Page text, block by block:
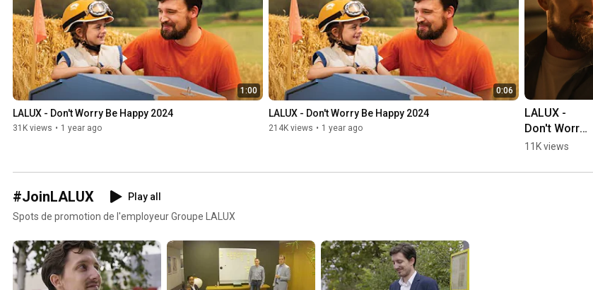
1:00
LALUX - Don't Worry Be Happy 2024
31K views • 1 year ago
0:06
LALUX - Don't Worry Be Happy 2024
214K views • 1 year ago
LALUX -
Don't Worry
Be Happy
45s
11K views
#JoinLALUX
Play all
Spots de promotion de l'employeur Groupe LALUX